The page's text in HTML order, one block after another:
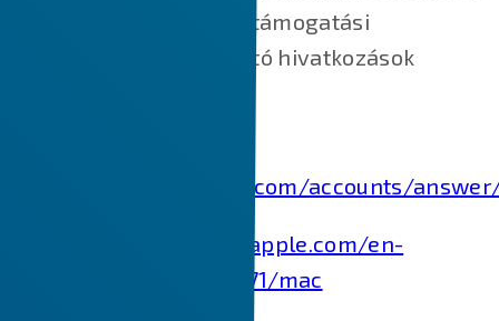
törlésével kapcsolatos támogatási
dokumentumokra mutató hivatkozások
https://support.google.com/accounts/
https://support.apple.com/en-
in/guide/safari/sfri11471/mac